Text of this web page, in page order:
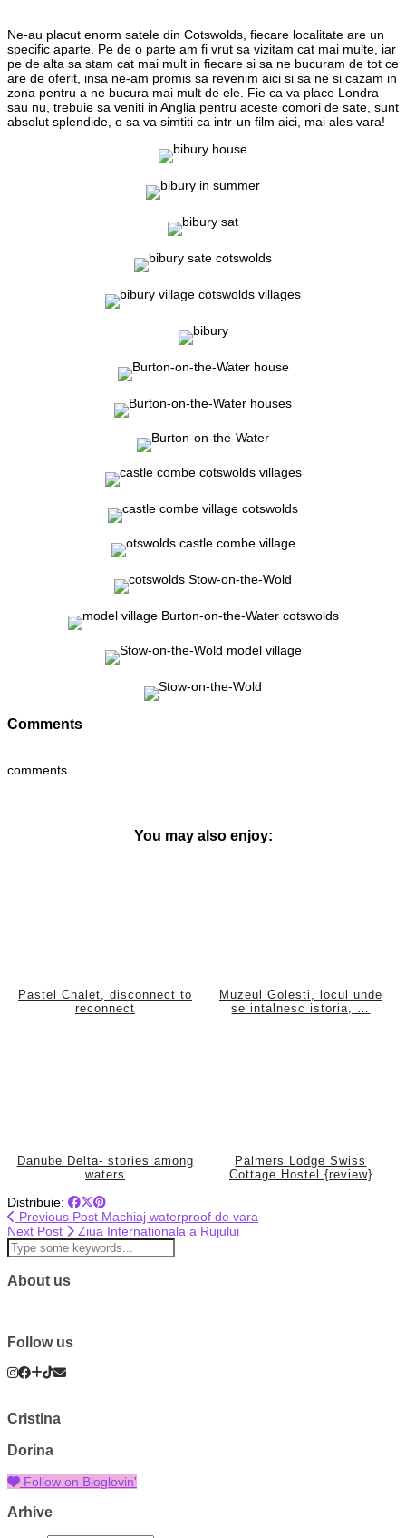
Ne-au placut enorm satele din Cotswolds, fiecare localitate are un
specific aparte. Pe de o parte am fi vrut sa vizitam cat mai multe, iar
pe de alta sa stam cat mai mult in fiecare si sa ne bucuram de tot ce
are de oferit, insa ne-am promis sa revenim aici si sa ne si cazam in
zona pentru a ne bucura mai mult de ele. Fie ca va place Londra
sau nu, trebuie sa veniti in Anglia pentru aceste comori de sate, sunt
absolut splendide, o sa va simtiti ca intr-un film aici, mai ales vara!
Comments
comments
You may also enjoy:
Pastel Chalet, disconnect to
reconnect
Muzeul Golesti, locul unde
se intalnesc istoria, …
Danube Delta- stories among
waters
Palmers Lodge Swiss
Cottage Hostel {review}
Distribuie:
Previous Post Machiaj waterproof de vara
Next Post
Ziua Internationala a Rujului
About us
Follow us
Cristina
Dorina
Follow on Bloglovin'
Arhive